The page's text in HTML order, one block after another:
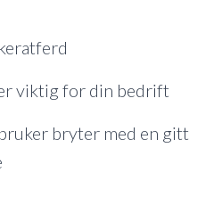
viktig for din bedrift
bryter med en gitt